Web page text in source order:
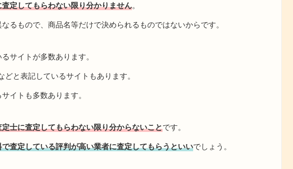
定してもらわない限り分かりません。
るもので、商品名等だけで決められるものではないからです。
サイトが多数あります。
と表記しているサイトもあります。
イトも多数あります。
士に査定してもらわない限り分からないことです。
で査定している評判が高い業者に査定してもらうといいでしょう。